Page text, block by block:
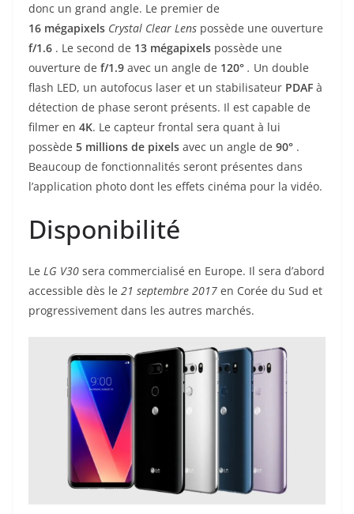
donc un grand angle. Le premier de
16 mégapixels Crystal Clear Lens possède une ouverture
f/1.6 . Le second de 13 mégapixels possède une
ouverture de f/1.9 avec un angle de 120° . Un double
flash LED, un autofocus laser et un stabilisateur PDAF à
détection de phase seront présents. Il est capable de
filmer en 4K. Le capteur frontal sera quant à lui
possède 5 millions de pixels avec un angle de 90° .
Beaucoup de fonctionnalités seront présentes dans
l’application photo dont les effets cinéma pour la vidéo.
Disponibilité
Le LG V30 sera commercialisé en Europe. Il sera d’abord
accessible dès le 21 septembre 2017 en Corée du Sud et
progressivement dans les autres marchés.